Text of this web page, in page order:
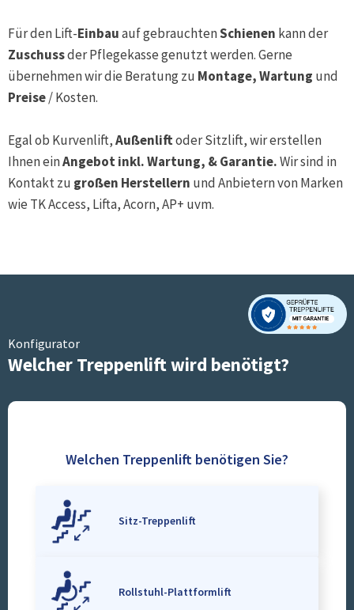
Für den Lift-Einbauauf gebrauchtenSchienen kann der
Zuschussder Pflegekasse genutzt werden. Gerne
übernehmen wir die Beratung zu Montage, Wartung und
Preise/ Kosten.
Egal ob Kurvenlift,Außenliftoder Sitzlift, wir erstellen
Ihnen einAngebot inkl. Wartung, & Garantie.Wir sind in
Kontakt zu großen Herstellern und Anbietern von Marken
wie TK Access, Lifta, Acorn, AP+ uvm.
Konfigurator
Welcher Treppenlift wird benötigt?
Welchen Treppenlift benötigen Sie?
Sitz-Treppenlift
Rollstuhl-Plattformlift